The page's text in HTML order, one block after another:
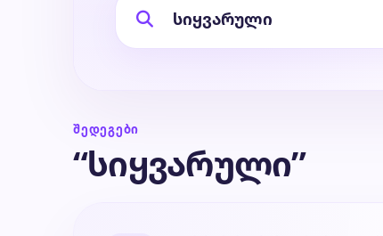
ᲨᲔᲓᲔᲒᲔᲑᲘ
“სიყვარული”